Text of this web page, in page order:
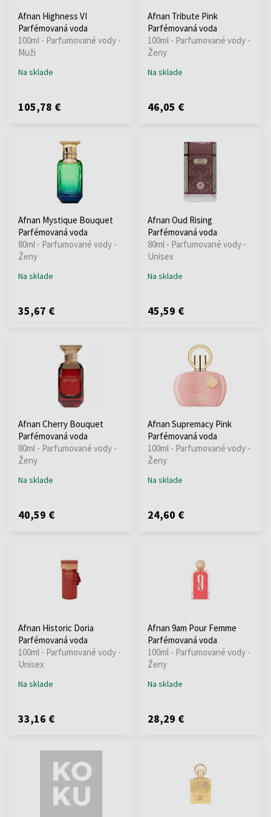
Afnan Highness VI
Parfémovaná voda
100ml - Parfumované vody -
Muži
Na sklade
105,78 €
Afnan Tribute Pink
Parfémovaná voda
100ml - Parfumované vody -
Ženy
Na sklade
46,05 €
Afnan Mystique Bouquet
Parfémovaná voda
80ml - Parfumované vody -
Ženy
Na sklade
35,67 €
Afnan Oud Rising
Parfémovaná voda
80ml - Parfumované vody -
Unisex
Na sklade
45,59 €
Afnan Cherry Bouquet
Parfémovaná voda
80ml - Parfumované vody -
Ženy
Na sklade
40,59 €
Afnan Supremacy Pink
Parfémovaná voda
100ml - Parfumované vody -
Ženy
Na sklade
24,60 €
Afnan Historic Doria
Parfémovaná voda
100ml - Parfumované vody -
Unisex
Na sklade
33,16 €
Afnan 9am Pour Femme
Parfémovaná voda
100ml - Parfumované vody -
Ženy
Na sklade
28,29 €